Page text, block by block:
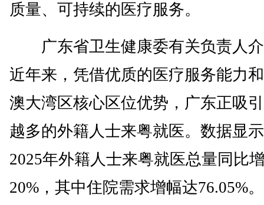
质量、可持续的医疗服务。
广东省卫生健康委有关负责人
近年来，凭借优质的医疗服务能力
澳大湾区核心区位优势，广东正吸
越多的外籍人士来粤就医。数据显
2025年外籍人士来粤就医总量同比
20%，其中住院需求增幅达76.05%